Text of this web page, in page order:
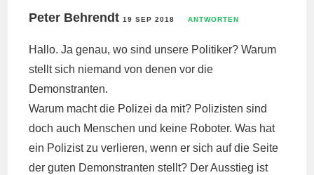
Peter Behrendt19 SEP 2018 ANTWORTEN
Hallo. Ja genau, wo sind unsere Politiker? Warum
stellt sich niemand von denen vor die
Demonstranten.
Warum macht die Polizei da mit? Polizisten sind
doch auch Menschen und keine Roboter. Was hat
ein Polizist zu verlieren, wenn er sich auf die Seite
der guten Demonstranten stellt? Der Ausstieg ist